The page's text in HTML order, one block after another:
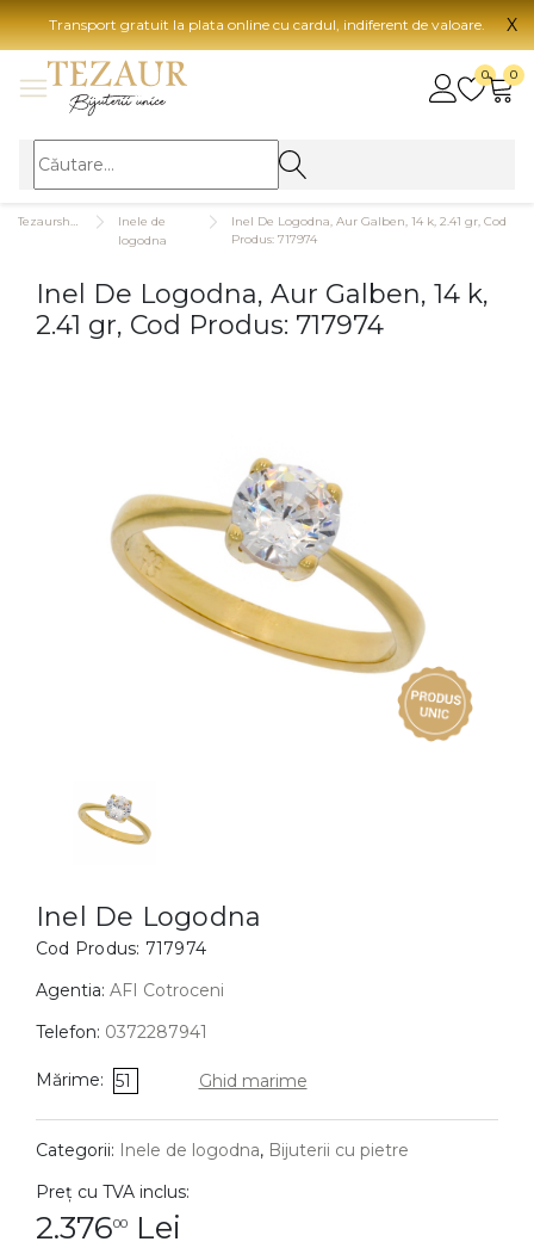
Transport gratuit la plata online cu cardul, indiferent de valoare. X
0 0
BIJUTERII
BIJUTERII FEMEI
Inele
Bratari
BIJUTERII BARBATI
BIJUTERII COPII
Cercei
Bratari
Coliere
Lanturi
Pandantive
DIAMANTE Vezi toate
Cercei
Inele de
logodna
Inel De Logodna, Aur Galben, 14 k, 2.41 gr, Cod
Produs: 717974
Inel De Logodna, Aur Galben, 14 k,
2.41 gr, Cod Produs: 717974
Inel De Logodna
Cod Produs: 717974
Agentia: AFI Cotroceni
Telefon: 0372287941
Mărime: 51 Ghid marime
Categorii: Inele de logodna, Bijuterii cu pietre
Preț cu TVA inclus:
2.37600 Lei